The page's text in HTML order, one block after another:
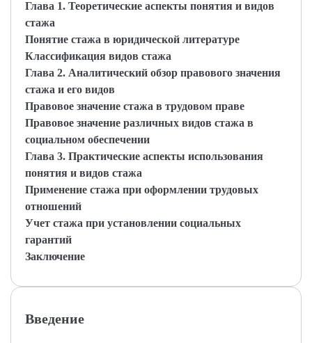
Глава 1. Теоретические аспекты понятия и видов
стажа
Понятие стажа в юридической литературе
Классификация видов стажа
Глава 2. Аналитический обзор правового значения
стажа и его видов
Правовое значение стажа в трудовом праве
Правовое значение различных видов стажа в
социальном обеспечении
Глава 3. Практические аспекты использования
понятия и видов стажа
Применение стажа при оформлении трудовых
отношений
Учет стажа при установлении социальных
гарантий
Заключение
Введение